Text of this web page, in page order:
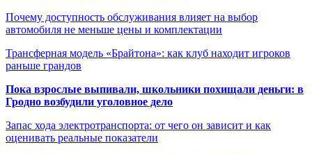
Почему доступность обслуживания влияет на выбор
автомобиля не меньше цены и комплектации
Трансферная модель «Брайтона»: как клуб находит игроков
раньше грандов
Пока взрослые выпивали, школьники похищали деньги: в
Гродно возбудили уголовное дело
Запас хода электротранспорта: от чего он зависит и как
оценивать реальные показатели